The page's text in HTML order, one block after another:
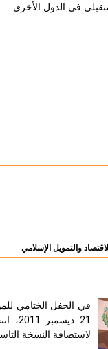
في الدول الأخرى.
والتمويل الإسلامي
21
لاستضافة النسخة